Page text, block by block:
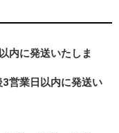
内に発送いたしま
営業日以内に発送い